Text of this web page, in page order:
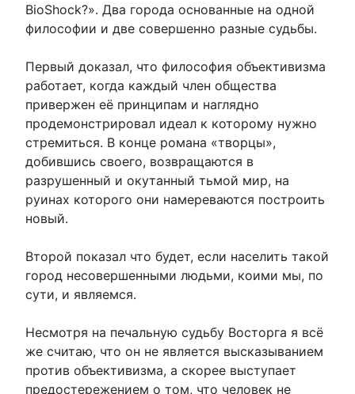
BioShock?». Два города основанные на одной
философии и две совершенно разные судьбы.
Первый доказал, что философия объективизма
работает, когда каждый член общества
привержен её принципам и наглядно
продемонстрировал идеал к которому нужно
стремиться. В конце романа «творцы»,
добившись своего, возвращаются в
разрушенный и окутанный тьмой мир, на
руинах которого они намереваются построить
новый.
Второй показал что будет, если населить такой
город несовершенными людьми, коими мы, по
сути, и являемся.
Несмотря на печальную судьбу Восторга я всё
же считаю, что он не является высказыванием
против объективизма, а скорее выступает
предостережением о том, что человек не